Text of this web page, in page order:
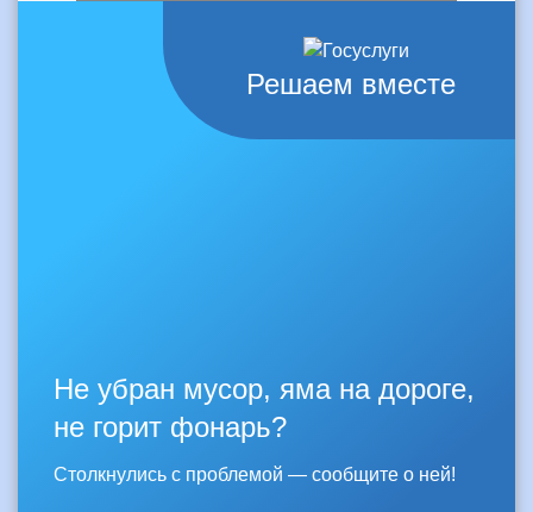
Решаем вместе
Не убран мусор, яма на дороге,
не горит фонарь?
Столкнулись с проблемой — сообщите о ней!